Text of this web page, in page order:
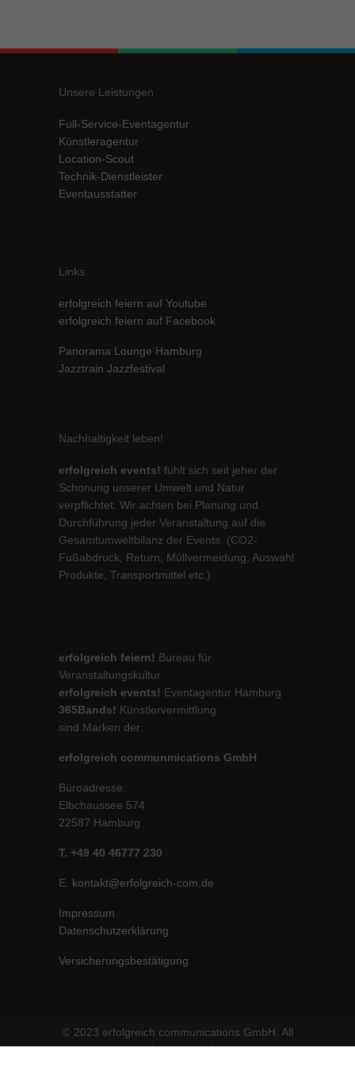
Unsere Leistungen
Full-Service-Eventagentur
Künstleragentur
Location-Scout
Technik-Dienstleister
Eventausstatter
Links
erfolgreich feiern auf Youtube
erfolgreich feiern auf Facebook
Panorama Lounge Hamburg
Jazztrain Jazzfestival
Nachhaltigkeit leben!
erfolgreich events! fühlt sich seit jeher der
Schonung unserer Umwelt und Natur
verpflichtet. Wir achten bei Planung und
Durchführung jeder Veranstaltung auf die
Gesamtumweltbilanz der Events. (CO2-
Fußabdruck, Return, Müllvermeidung, Auswahl
Produkte, Transportmittel etc.)
erfolgreich feiern! Bureau für
Veranstaltungskultur
erfolgreich events! Eventagentur Hamburg
365Bands! Künstlervermittlung
sind Marken der:
erfolgreich communmications GmbH
Büroadresse:
Elbchaussee 574
22587 Hamburg
T. +49 40 46777 230
E. kontakt@erfolgreich-com.de
Impressum
Datenschutzerklärung
Versicherungsbestätigung
© 2023 erfolgreich communications GmbH. All
rights reserved.